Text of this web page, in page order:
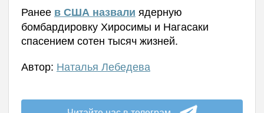
Ранее в США назвали ядерную
бомбардировку Хиросимы и Нагасаки
спасением сотен тысяч жизней.
Автор: Наталья Лебедева